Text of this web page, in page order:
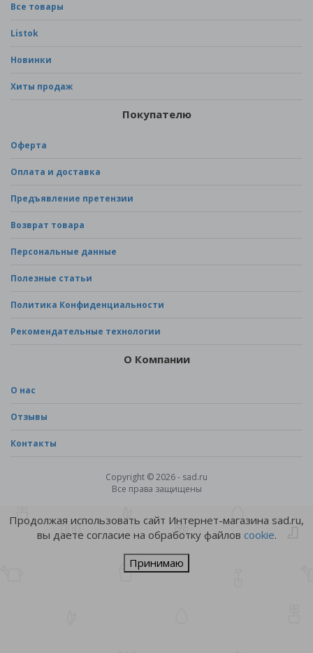
Все товары
Listok
Новинки
Хиты продаж
Покупателю
Оферта
Оплата и доставка
Предъявление претензии
Возврат товара
Персональные данные
Полезные статьи
Политика Конфиденциальности
Рекомендательные технологии
О Компании
О нас
Отзывы
Контакты
Copyright © 2026 - sad.ru
Все права защищены
Продолжая использовать сайт Интернет-магазина sad.ru,
вы даете согласие на обработку файлов cookie.
Принимаю